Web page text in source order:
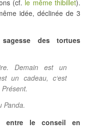
(cf. le même thibillet).
idée, déclinée de 3
des tortues
Demain est un
un cadeau, c‘est
.
Panda.
entre le conseil en